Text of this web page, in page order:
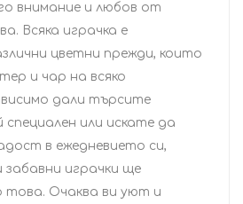
внимание и любов от
Всяка играчка е
цветни прежди, които
и чар на всяко
дали търсите
специален или искате да
в ежедневието си,
играчки ще
това. Очаква ви уют и